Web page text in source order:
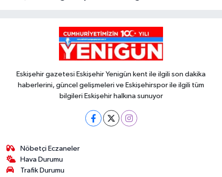
Eskişehir gazetesi Eskişehir Yenigün kent ile ilgili son dakika
haberlerini, güncel gelişmeleri ve Eskişehirspor ile ilgili tüm
bilgileri Eskişehir halkına sunuyor
Nöbetçi Eczaneler
Hava Durumu
Trafik Durumu